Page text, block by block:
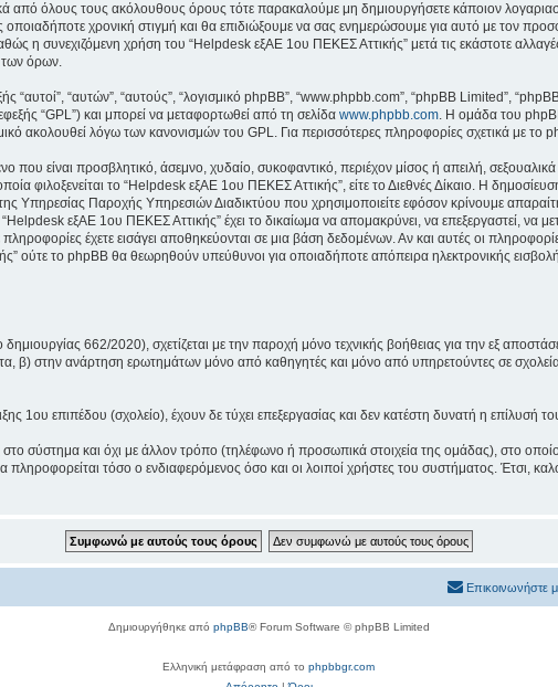
από όλους τους ακόλουθους όρους τότε παρακαλούμε μη δημιουργήσετε κάποιον
χρονική στιγμή και θα επιδιώξουμε να σας ενημερώσουμε για αυτό με τον
η συνεχιζόμενη χρήση του “Helpdesk εξΑΕ 1ου ΠΕΚΕΣ Αττικής” μετά τις εκάστοτε
των όρων.
“αυτοί”, “αυτών”, “αυτούς”, “λογισμικό phpBB”, “www.phpbb.com”, “phpBB Limited”,
“GPL”) και μπορεί να μεταφορτωθεί από τη σελίδα www.phpbb.com. Η ομάδα του
ακολουθεί λόγω των κανονισμών του GPL. Για περισσότερες πληροφορίες σχετικά με το
που είναι προσβλητικό, άσεμνο, χυδαίο, συκοφαντικό, περιέχον μίσος ή απειλή,
φιλοξενείται το “Helpdesk εξΑΕ 1ου ΠΕΚΕΣ Αττικής”, είτε το Διεθνές Δίκαιο. Η
Υπηρεσίας Παροχής Υπηρεσιών Διαδικτύου που χρησιμοποιείτε εφόσον κρίνουμε
εξΑΕ 1ου ΠΕΚΕΣ Αττικής” έχει το δικαίωμα να απομακρύνει, να επεξεργαστεί, να
πληροφορίες έχετε εισάγει αποθηκεύονται σε μια βάση δεδομένων. Αν και αυτές οι
ούτε το phpBB θα θεωρηθούν υπεύθυνοι για οποιαδήποτε απόπειρα ηλεκτρονικής
662/2020), σχετίζεται με την παροχή μόνο τεχνικής βοήθειας για την εξ
β) στην ανάρτηση ερωτημάτων μόνο από καθηγητές και μόνο από υπηρετούντες σε
1ου επιπέδου (σχολείο), έχουν δε τύχει επεξεργασίας και δεν κατέστη δυνατή η επίλυσή
σύστημα και όχι με άλλον τρόπο (τηλέφωνο ή προσωπικά στοιχεία της ομάδας), στο
τόσο ο ενδιαφερόμενος όσο και οι λοιποί χρήστες του συστήματος. Έτσι,
Επικοινωνήστε
Δημιουργήθηκε από phpBB® Forum Software © phpBB Limited
Ελληνική μετάφραση από το phpbbgr.com